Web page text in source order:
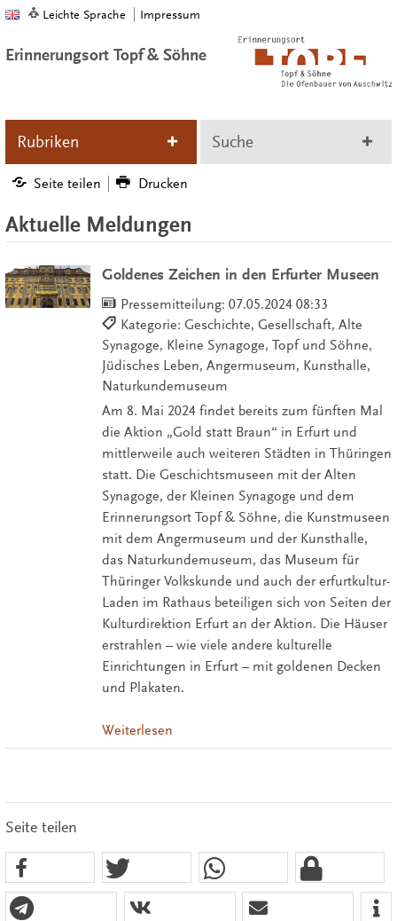
Leichte Sprache Impressum
Erinnerungsort Topf & Söhne
Rubriken Suche
Seite teilen Drucken
Aktuelle Meldungen
Goldenes Zeichen in den Erfurter Museen
Pressemitteilung: 07.05.2024 08:33
Kategorie: Geschichte, Gesellschaft, Alte
Synagoge, Kleine Synagoge, Topf und Söhne,
Jüdisches Leben, Angermuseum, Kunsthalle,
Naturkundemuseum
Am 8. Mai 2024 findet bereits zum fünften Mal
die Aktion „Gold statt Braun“ in Erfurt und
mittlerweile auch weiteren Städten in Thüringen
statt. Die Geschichtsmuseen mit der Alten
Synagoge, der Kleinen Synagoge und dem
Erinnerungsort Topf & Söhne, die Kunstmuseen
mit dem Angermuseum und der Kunsthalle,
das Naturkundemuseum, das Museum für
Thüringer Volkskunde und auch der erfurtkultur-
Laden im Rathaus beteiligen sich von Seiten der
Kulturdirektion Erfurt an der Aktion. Die Häuser
erstrahlen – wie viele andere kulturelle
Einrichtungen in Erfurt – mit goldenen Decken
und Plakaten.
Weiterlesen
Seite teilen